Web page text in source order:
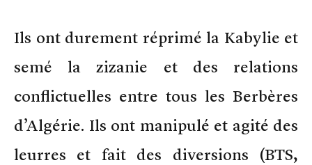
Ils ont durement réprimé la Kabylie et
semé la zizanie et des relations
conflictuelles entre tous les Berbères
d’Algérie. Ils ont manipulé et agité des
leurres et fait des diversions (BTS,